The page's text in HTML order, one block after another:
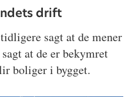
drift
sagt at de mener
at de er bekymret
boliger i bygget.